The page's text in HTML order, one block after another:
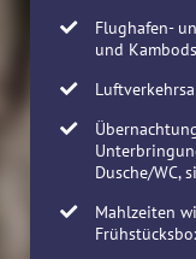
Flughafen-
und
Dusche/WC,
Mahlzeiten